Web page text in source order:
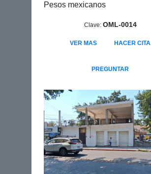
Pesos mexicanos
Clave: OML-0014
VER MAS HACER CITA
PREGUNTAR